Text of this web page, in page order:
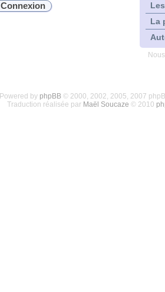
La
Powered by phpBB© 2000, 2002, 2005, 2007
Traduction réalisée par Maël Soucaze © 2010